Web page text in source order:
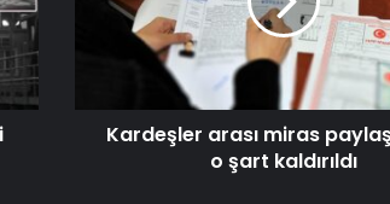
Kardeşler arası miras
o şart kaldırıldı